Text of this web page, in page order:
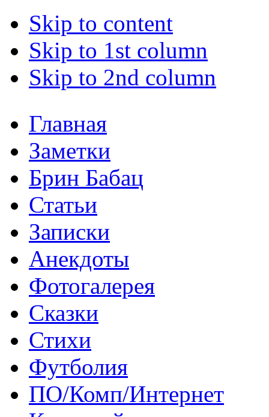
Skip to content
Skip to 1st column
Skip to 2nd column
Главная
Заметки
Брин Бабац
Статьи
Записки
Анекдоты
Фотогалерея
Сказки
Стихи
Футболия
ПО/Комп/Интернет